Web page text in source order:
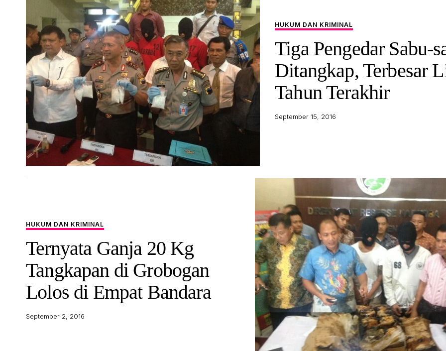
HUKUM DAN KRIMINAL
Tiga Pengedar Sabu-
Ditangkap, Terbesar
Tahun Terakhir
September 15, 2016
HUKUM DAN KRIMINAL
Ternyata Ganja 20 Kg
Tangkapan di Grobogan
Lolos di Empat Bandara
September 2, 2016